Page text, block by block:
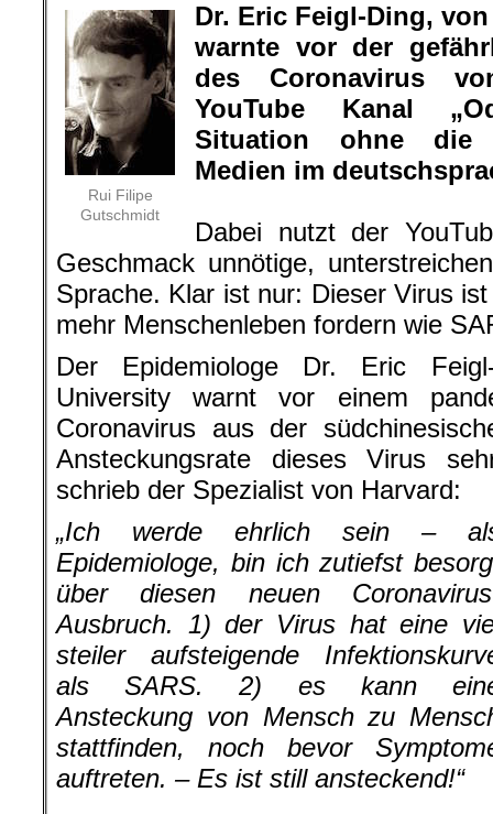
Rui Filipe
Gutschmidt
Dr. Eric Feigl-Ding,
warnte vor der
des Coronavirus
YouTube Kanal
Situation ohne die
Medien im
Dabei nutzt der
Geschmack unnötige,
Sprache. Klar ist nur: Dieser Virus
mehr Menschenleben fordern wie
Der Epidemiologe Dr. Eric
University warnt vor einem
Coronavirus aus der
Ansteckungsrate dieses Virus
schrieb der Spezialist von Harvard:
„Ich werde ehrlich sein –
Epidemiologe, bin ich zutiefst
über diesen neuen
Ausbruch. 1) der Virus hat eine
steiler aufsteigende
als SARS. 2) es kann
Ansteckung von Mensch zu
stattfinden, noch bevor
auftreten. – Es ist still ansteckend!“